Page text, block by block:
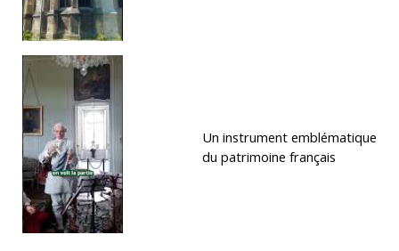
Un instrument emblématique
du patrimoine français